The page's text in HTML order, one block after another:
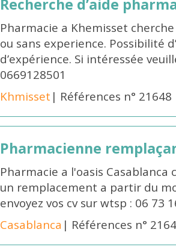
Recherche d’aide
Pharmacie a Khemisset
ou sans experience. Possibilité
d’expérience. Si intéressée
0669128501
Khmisset | Références n° 21648
Pharmacienne
Pharmacie a l'oasis
un remplacement a partir du
envoyez vos cv sur wtsp : 06 73
Casablanca | Références n°